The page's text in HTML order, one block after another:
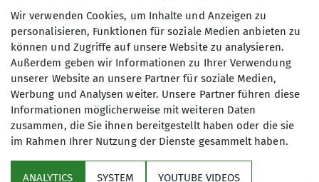
einer Gruppe erleben, ist unser
Anliegen. Wir starten einmal im Monat
(außer Dezember) zu einer
Gemeinschaftstour in 3 Gruppen mit
unterschiedlichen Anforderungen, so
dass jeder das für sich Passende
wählen kann. Jede Gruppe wird von
einem Wanderleiter oder einer -
leiterin geführt. Unsere Wanderungen
Anmeldung
Dieter Pohl, 08341 67750
Sektion
Wir verwenden Cookies, um Inhalte und Anzeigen zu
personalisieren, Funktionen für soziale Medien anbieten zu
können und Zugriffe auf unsere Website zu analysieren.
Außerdem geben wir Informationen zu Ihrer Verwendung
unserer Website an unsere Partner für soziale Medien,
Werbung und Analysen weiter. Unsere Partner führen diese
Informationen möglicherweise mit weiteren Daten
zusammen, die Sie ihnen bereitgestellt haben oder die sie
im Rahmen Ihrer Nutzung der Dienste gesammelt haben.
ANALYTICS SYSTEM YOUTUBE VIDEOS